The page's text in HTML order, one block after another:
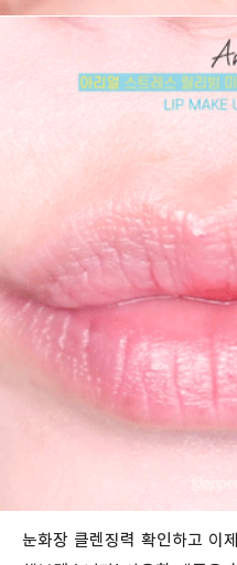
눈화장 클렌징력 확인하고 이